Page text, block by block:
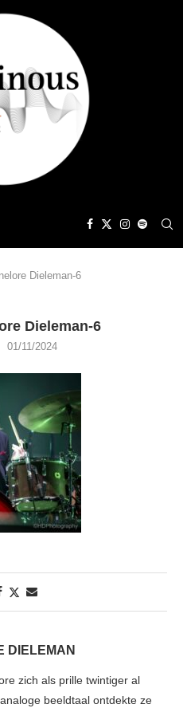
Dieleman-6
Dieleman-6
01/11/2024
DIELEMAN
zich als prille twintiger al
beeldtaal ontdekte ze